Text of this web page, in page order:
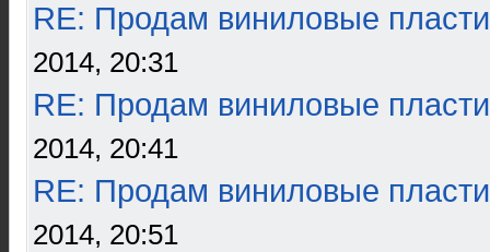
RE: Продам виниловые
2014, 20:31
RE: Продам виниловые
2014, 20:41
RE: Продам виниловые
2014, 20:51